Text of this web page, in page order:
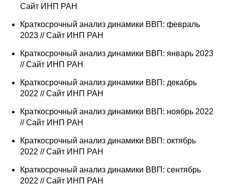
Сайт ИНП РАН
Краткосрочный анализ динамики ВВП: февраль
2023 // Сайт ИНП РАН
Краткосрочный анализ динамики ВВП: январь 2023
// Сайт ИНП РАН
Краткосрочный анализ динамики ВВП: декабрь
2022 // Сайт ИНП РАН
Краткосрочный анализ динамики ВВП: ноябрь 2022
// Сайт ИНП РАН
Краткосрочный анализ динамики ВВП: октябрь
2022 // Сайт ИНП РАН
Краткосрочный анализ динамики ВВП: сентябрь
2022 // Сайт ИНП РАН